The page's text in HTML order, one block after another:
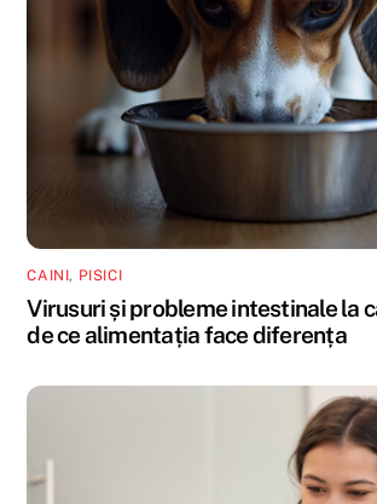
CAINI, PISICI
Virusuri și probleme intestinale la
de ce alimentația face diferența